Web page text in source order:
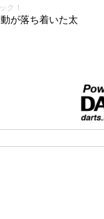
ク！
が落ち着いた太